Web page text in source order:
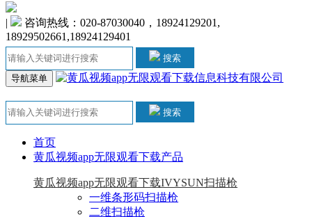
|
咨询热线：020-87030040，18924129201,
18929502661,18924129401
搜索
导航菜单
搜索
首页
黄瓜视频app无限观看下载产品
黄瓜视频app无限观看下载IVYSUN扫描枪
一维条形码扫描枪
二维扫描枪